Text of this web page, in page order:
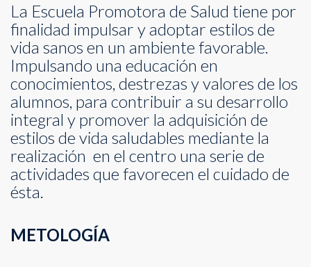
La Escuela Promotora de Salud tiene por
finalidad impulsar y adoptar estilos de
vida sanos en un ambiente favorable.
Impulsando una educación en
conocimientos, destrezas y valores de los
alumnos, para contribuir a su desarrollo
integral y promover la adquisición de
estilos de vida saludables mediante la
realización en el centro una serie de
actividades que favorecen el cuidado de
ésta.
METOLOGÍA